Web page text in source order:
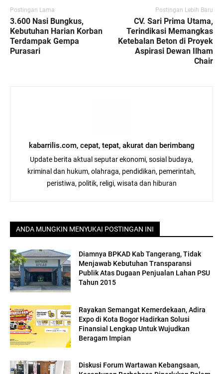
Postingan Lama
3.600 Nasi Bungkus,
Kebutuhan Harian Korban
Terdampak Gempa
Purasari
Postingan Lebih Baru
CV. Sari Prima Utama,
Terindikasi Memangkas
Ketebalan Beton di Proyek
Aspirasi Dewan Ilham
Chair
kabarrilis.com, cepat, tepat, akurat dan berimbang
Update berita aktual seputar ekonomi, sosial budaya,
kriminal dan hukum, olahraga, pendidikan, pemerintah,
peristiwa, politik, religi, wisata dan hiburan
ANDA MUNGKIN MENYUKAI POSTINGAN INI
Diamnya BPKAD Kab Tangerang, Tidak
Menjawab Kebutuhan Transparansi
Publik Atas Dugaan Penjualan Lahan PSU
Tahun 2015
Rayakan Semangat Kemerdekaan, Adira
Expo di Kota Bogor Hadirkan Solusi
Finansial Lengkap Untuk Wujudkan
Beragam Impian
Diskusi Forum Wartawan Kebangsaan,